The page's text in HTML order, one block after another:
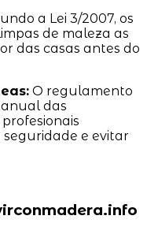
a Lei 3/2007, os
de maleza as
das casas antes do
O regulamento
das
e evitar